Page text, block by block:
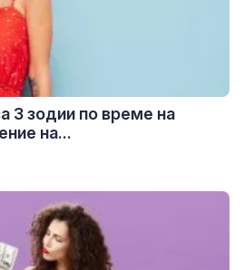
3 зодии по време на
на...